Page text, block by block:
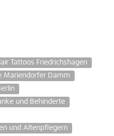
Tattoos Friedrichshagen
Mariendorfer Damm
und Behinderte
und Altenpflegern